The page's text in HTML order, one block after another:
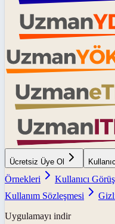
Ücretsiz Üye Ol
Örnekleri
Kullanıcı
Kullanım Sözleşmesi
Uygulamayı indir